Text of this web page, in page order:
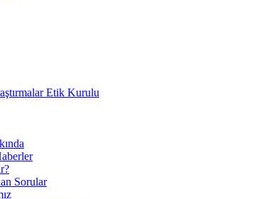
Etik Kurulu
Sorular